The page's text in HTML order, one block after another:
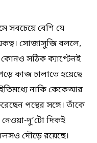
বেশি যে
সোজাসুজি বললে,
সঠিক ক্যাপ্টেনই
পড়ে কাজ চালাতে হয়েছে
নাকি কেকেআর
পন্থের সঙ্গে। তাঁকে
নেওয়া-দু’টো দিকই
দৌড়ে রয়েছে।